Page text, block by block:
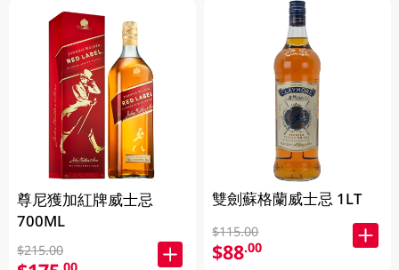
尊尼獲加紅牌威士忌
700ML
$215.00
雙劍蘇格蘭威士忌 1LT
$115.00
$88.00